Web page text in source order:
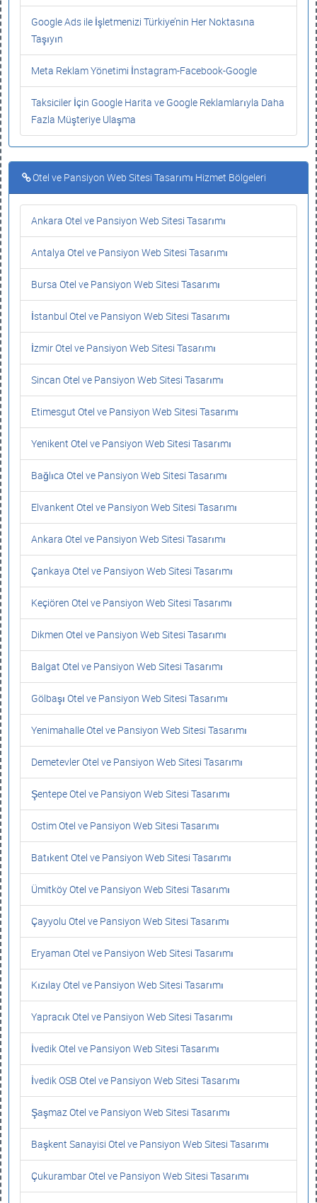
Google Ads ile İşletmenizi Türkiye’nin Her Noktasına
Taşıyın
Meta Reklam Yönetimi İnstagram-Facebook-Google
Taksiciler İçin Google Harita ve Google Reklamlarıyla Daha
Fazla Müşteriye Ulaşma
Otel ve Pansiyon Web Sitesi Tasarımı Hizmet Bölgeleri
Ankara Otel ve Pansiyon Web Sitesi Tasarımı
Antalya Otel ve Pansiyon Web Sitesi Tasarımı
Bursa Otel ve Pansiyon Web Sitesi Tasarımı
İstanbul Otel ve Pansiyon Web Sitesi Tasarımı
İzmir Otel ve Pansiyon Web Sitesi Tasarımı
Sincan Otel ve Pansiyon Web Sitesi Tasarımı
Etimesgut Otel ve Pansiyon Web Sitesi Tasarımı
Yenikent Otel ve Pansiyon Web Sitesi Tasarımı
Bağlıca Otel ve Pansiyon Web Sitesi Tasarımı
Elvankent Otel ve Pansiyon Web Sitesi Tasarımı
Ankara Otel ve Pansiyon Web Sitesi Tasarımı
Çankaya Otel ve Pansiyon Web Sitesi Tasarımı
Keçiören Otel ve Pansiyon Web Sitesi Tasarımı
Dikmen Otel ve Pansiyon Web Sitesi Tasarımı
Balgat Otel ve Pansiyon Web Sitesi Tasarımı
Gölbaşı Otel ve Pansiyon Web Sitesi Tasarımı
Yenimahalle Otel ve Pansiyon Web Sitesi Tasarımı
Demetevler Otel ve Pansiyon Web Sitesi Tasarımı
Şentepe Otel ve Pansiyon Web Sitesi Tasarımı
Ostim Otel ve Pansiyon Web Sitesi Tasarımı
Batıkent Otel ve Pansiyon Web Sitesi Tasarımı
Ümitköy Otel ve Pansiyon Web Sitesi Tasarımı
Çayyolu Otel ve Pansiyon Web Sitesi Tasarımı
Eryaman Otel ve Pansiyon Web Sitesi Tasarımı
Kızılay Otel ve Pansiyon Web Sitesi Tasarımı
Yapracık Otel ve Pansiyon Web Sitesi Tasarımı
İvedik Otel ve Pansiyon Web Sitesi Tasarımı
İvedik OSB Otel ve Pansiyon Web Sitesi Tasarımı
Şaşmaz Otel ve Pansiyon Web Sitesi Tasarımı
Başkent Sanayisi Otel ve Pansiyon Web Sitesi Tasarımı
Çukurambar Otel ve Pansiyon Web Sitesi Tasarımı